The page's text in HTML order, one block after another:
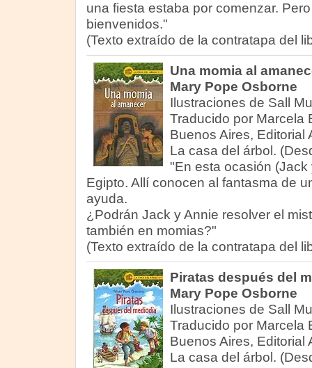
una fiesta estaba por comenzar.
bienvenidos."
(Texto extraído de la contratapa del
Una momia al
Mary Pope Osborne
Ilustraciones de Sall
Traducido por Marcela
Buenos Aires, Editorial
La casa del árbol.
"En esta ocasión (Jack
Egipto. Allí conocen al fantasma de
ayuda.
¿Podrán Jack y Annie resolver el
también en momias?"
(Texto extraído de la contratapa del
Piratas después del
Mary Pope Osborne
Ilustraciones de Sall
Traducido por Marcela
Buenos Aires, Editorial
La casa del árbol.